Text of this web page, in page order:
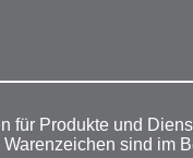
Produkte und
sind im